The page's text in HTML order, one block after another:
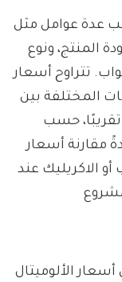
عدة عوامل مثل
المنتج، ونوع
تتراوح أسعار
المختلفة بين
مصري تقريبًا، حسب
مقارنة أسعار
أو الاكريليك عند
الألوميتال